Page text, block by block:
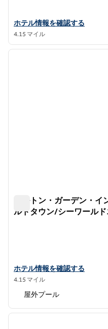
ザ・モンサラズ・サンディ
ホテル情報を確認する
4.15 マイル
1/12
ヒルトン・ガーデン・
ルドタウン/シーワール
ヒルトン・ガーデン・イン
ホテル情報を確認する
4.15 マイル
屋外プール
1/11